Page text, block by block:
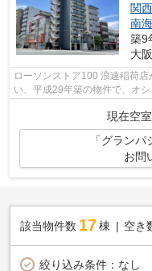
関
南
築9
大
ローソンストア100 浪速稲荷
い、平成29年築の物件で、オ
あり、行き先に応じて乗車駅の
現在空
「グラン
お問
該当物件数 17棟 空き
絞り込み条件： なし